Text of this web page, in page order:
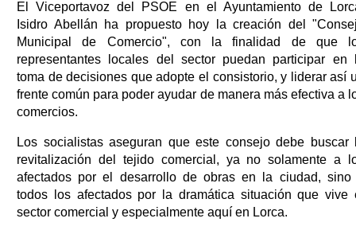
El Viceportavoz del PSOE en el Ayuntamiento de
Isidro Abellán ha propuesto hoy la creación del
Municipal de Comercio", con la finalidad de que
representantes locales del sector puedan participar en
toma de decisiones que adopte el consistorio, y liderar así
frente común para poder ayudar de manera más efectiva a
comercios.
Los socialistas aseguran que este consejo debe buscar
revitalización del tejido comercial, ya no solamente a
afectados por el desarrollo de obras en la ciudad, sino
todos los afectados por la dramática situación que vive
sector comercial y especialmente aquí en Lorca.